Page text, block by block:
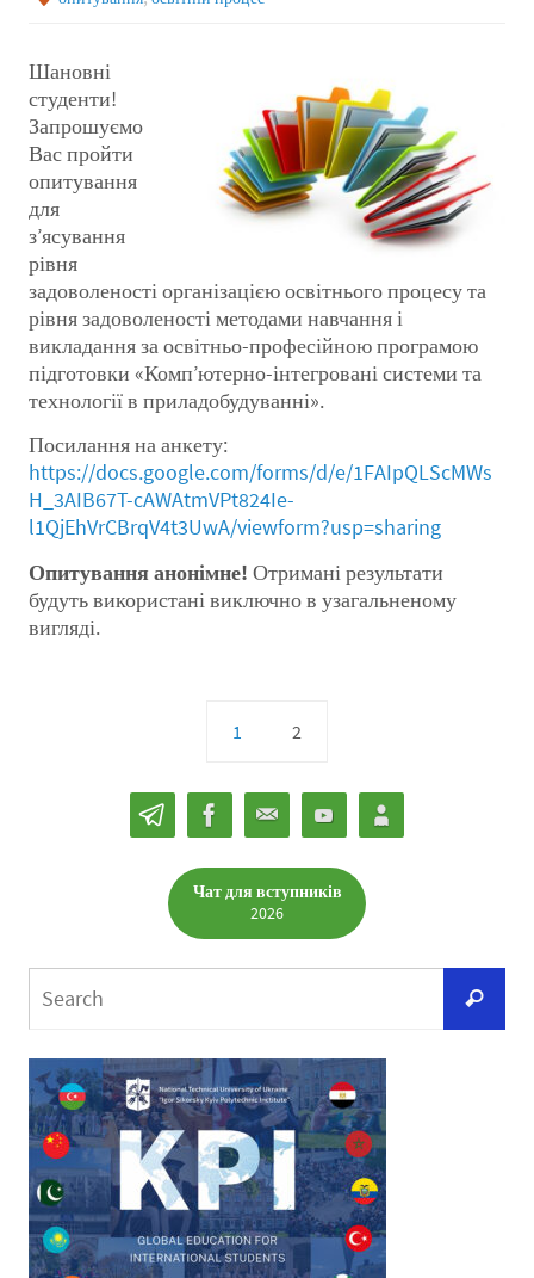
Шановні
студенти!
Запрошуємо
Вас пройти
опитування
для
з’ясування
рівня
задоволеності організацією освітнього процесу та
рівня задоволеності методами навчання і
викладання за освітньо-професійною програмою
підготовки «Комп’ютерно-інтегровані системи та
технології в приладобудуванні».
Посилання на анкету:
https://docs.google.com/forms/d/e/1FAIpQLScMWs
H_3AIB67T-cAWAtmVPt824Ie-
l1QjEhVrCBrqV4t3UwA/viewform?usp=sharing
Опитування анонімне! Отримані результати
будуть використані виключно в узагальненому
вигляді.
1 2
Чат для вступників
2026